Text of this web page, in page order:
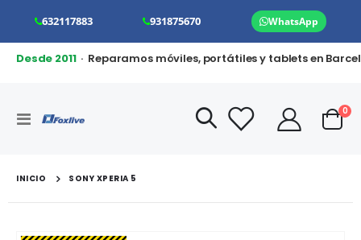
632117883 931875670 WhatsApp
Desde 2011· Reparamos móviles, portátiles y tablets en
Toggle
Cart
0
INICIO SONY XPERIA 5